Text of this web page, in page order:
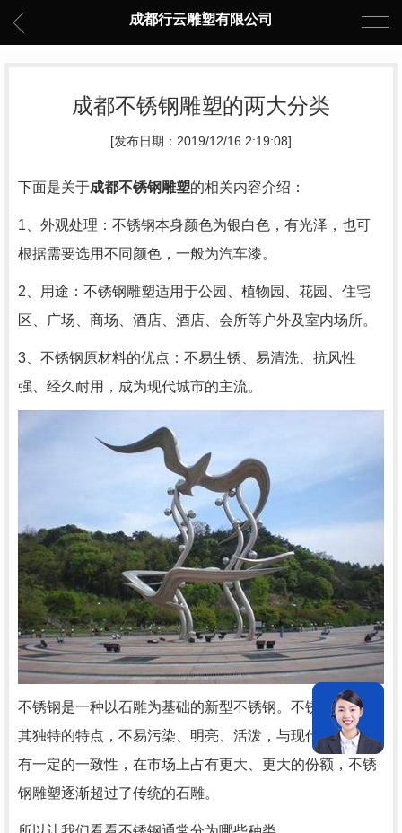
成都行云雕塑有限公司
成都不锈钢雕塑的两大分类
[发布日期：2019/12/16 2:19:08]
下面是关于成都不锈钢雕塑的相关内容介绍：
1、外观处理：不锈钢本身颜色为银白色，有光泽，也可
根据需要选用不同颜色，一般为汽车漆。
2、用途：不锈钢雕塑适用于公园、植物园、花园、住宅
区、广场、商场、酒店、酒店、会所等户外及室内场所。
3、不锈钢原材料的优点：不易生锈、易清洗、抗风性
强、经久耐用，成为现代城市的主流。
不锈钢是一种以石雕为基础的新型不锈钢。不锈钢雕塑因
其独特的特点，不易污染、明亮、活泼，与现代城市生活
有一定的一致性，在市场上占有更大、更大的份额，不锈
钢雕塑逐渐超过了传统的石雕。